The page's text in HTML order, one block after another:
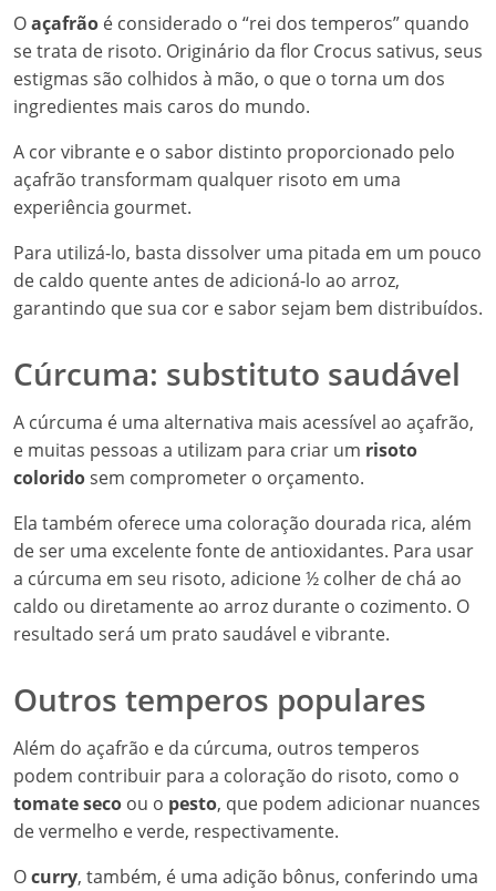
Oaçafrão é considerado o “rei dos temperos” quando
se trata de risoto. Originário da flor Crocus sativus, seus
estigmas são colhidos à mão, o que o torna um dos
ingredientes mais caros do mundo.
A cor vibrante e o sabor distinto proporcionado pelo
açafrão transformam qualquer risoto em uma
experiência gourmet.
Para utilizá-lo, basta dissolver uma pitada em um pouco
de caldo quente antes de adicioná-lo ao arroz,
garantindo que sua cor e sabor sejam bem distribuídos.
Cúrcuma: substituto saudável
A cúrcuma é uma alternativa mais acessível ao açafrão,
e muitas pessoas a utilizam para criar um risoto
coloridosem comprometer o orçamento.
Ela também oferece uma coloração dourada rica, além
de ser uma excelente fonte de antioxidantes. Para usar
a cúrcuma em seu risoto, adicione ½ colher de chá ao
caldo ou diretamente ao arroz durante o cozimento. O
resultado será um prato saudável e vibrante.
Outros temperos populares
Além do açafrão e da cúrcuma, outros temperos
podem contribuir para a coloração do risoto, como o
tomate seco ou o pesto, que podem adicionar nuances
de vermelho e verde, respectivamente.
Ocurry, também, é uma adição bônus, conferindo uma